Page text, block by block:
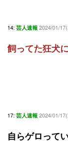
14: 芸人速報 2024/01/
飼ってた狂犬
17: 芸人速報 2024/01/
自らゲロって